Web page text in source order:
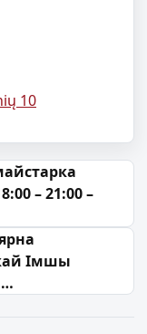
10
– 21:00 –
Імшы